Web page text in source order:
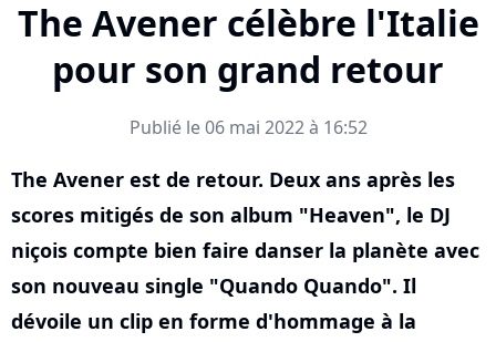
The Avener célèbre l'Italie
pour son grand retour
Publié le 06 mai 2022 à 16:52
The Avener est de retour. Deux ans après les
scores mitigés de son album "Heaven", le DJ
niçois compte bien faire danser la planète avec
son nouveau single "Quando Quando". Il
dévoile un clip en forme d'hommage à la